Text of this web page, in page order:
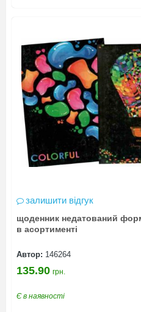
залишити відгук
щоденник недатований
в асортименті
Автор: 146264
135.90 грн.
Є в наявності